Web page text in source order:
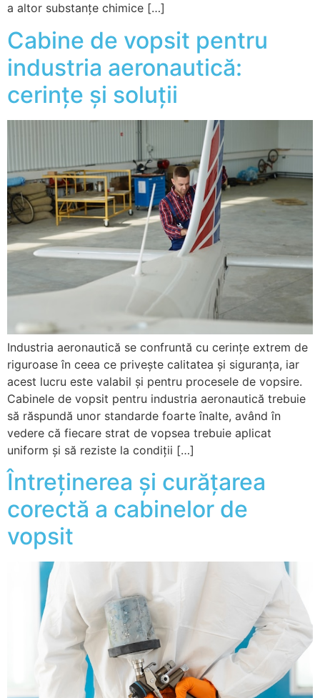
a altor substanțe chimice […]
Cabine de vopsit pentru
industria aeronautică:
cerințe și soluții
Industria aeronautică se confruntă cu cerințe extrem de
riguroase în ceea ce privește calitatea și siguranța, iar
acest lucru este valabil și pentru procesele de vopsire.
Cabinele de vopsit pentru industria aeronautică trebuie
să răspundă unor standarde foarte înalte, având în
vedere că fiecare strat de vopsea trebuie aplicat
uniform și să reziste la condiții […]
Întreținerea și curățarea
corectă a cabinelor de
vopsit